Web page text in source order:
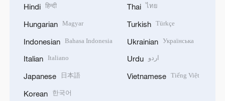
Hindi हिन्दी
Hungarian Magyar
Indonesian Bahasa Indonesia
Italian Italiano
Japanese 日本語
Korean 한국어
Thai ไทย
Turkish Türkçe
Ukrainian Українська
Urdu اردو
Vietnamese Tiếng Việt